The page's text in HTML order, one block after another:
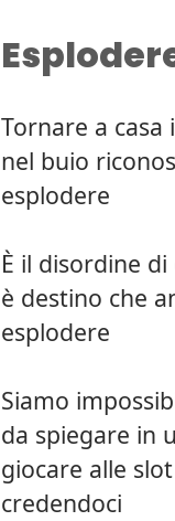
Tornare a
nel buio
esplodere
È il disordine
è destino che
esplodere
Siamo
da spiegare in
giocare alle
credendoci